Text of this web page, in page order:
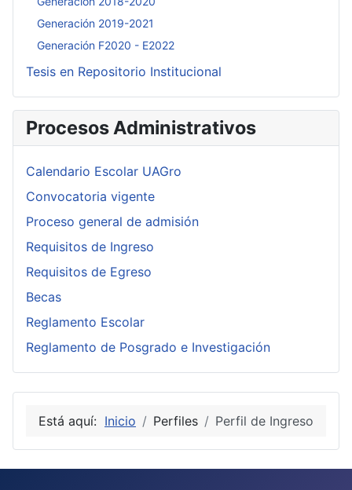
Generación 2019-2021
Generación F2020 - E2022
Tesis en Repositorio Institucional
Procesos Administrativos
Calendario Escolar UAGro
Convocatoria vigente
Proceso general de admisión
Requisitos de Ingreso
Requisitos de Egreso
Becas
Reglamento Escolar
Reglamento de Posgrado e Investigación
Está aquí: Inicio Perfiles Perfil de Ingreso